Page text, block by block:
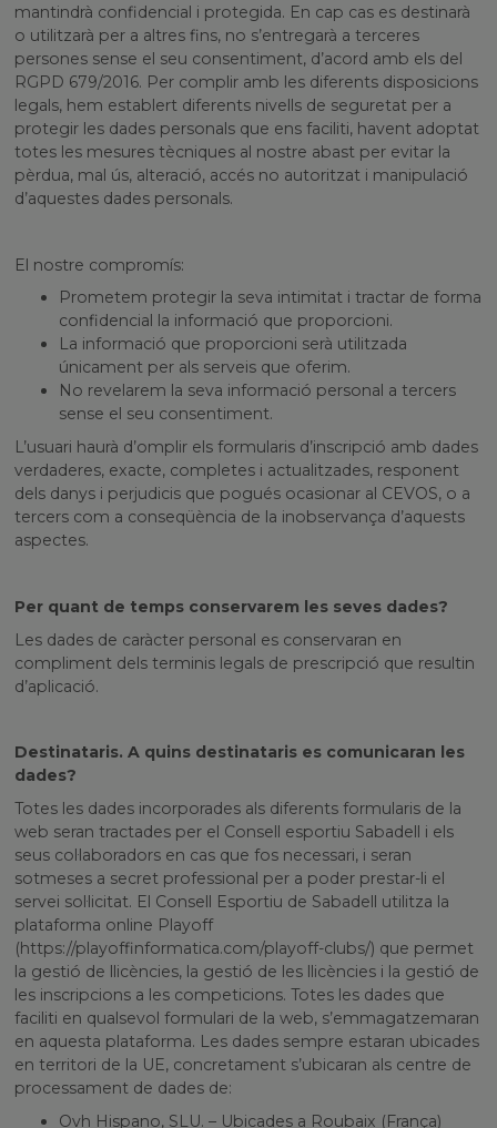
mantindrà confidencial i protegida. En cap cas es destinarà
o utilitzarà per a altres fins, no s’entregarà a terceres
persones sense el seu consentiment, d’acord amb els del
RGPD 679/2016. Per complir amb les diferents disposicions
legals, hem establert diferents nivells de seguretat per a
protegir les dades personals que ens faciliti, havent adoptat
totes les mesures tècniques al nostre abast per evitar la
pèrdua, mal ús, alteració, accés no autoritzat i manipulació
d’aquestes dades personals.
El nostre compromís:
Prometem protegir la seva intimitat i tractar de forma
confidencial la informació que proporcioni.
La informació que proporcioni serà utilitzada
únicament per als serveis que oferim.
No revelarem la seva informació personal a tercers
sense el seu consentiment.
L’usuari haurà d’omplir els formularis d’inscripció amb dades
verdaderes, exacte, completes i actualitzades, responent
dels danys i perjudicis que pogués ocasionar al CEVOS, o a
tercers com a conseqüència de la inobservança d’aquests
aspectes.
Per quant de temps conservarem les seves dades?
Les dades de caràcter personal es conservaran en
compliment dels terminis legals de prescripció que resultin
d’aplicació.
Destinataris. A quins destinataris es comunicaran les
dades?
Totes les dades incorporades als diferents formularis de la
web seran tractades per el Consell esportiu Sabadell i els
seus col·laboradors en cas que fos necessari, i seran
sotmeses a secret professional per a poder prestar-li el
servei sol·licitat. El Consell Esportiu de Sabadell utilitza la
plataforma online Playoff
(https://playoffinformatica.com/playoff-clubs/) que permet
la gestió de llicències, la gestió de les llicències i la gestió de
les inscripcions a les competicions. Totes les dades que
faciliti en qualsevol formulari de la web, s’emmagatzemaran
en aquesta plataforma. Les dades sempre estaran ubicades
en territori de la UE, concretament s’ubicaran als centre de
processament de dades de:
Ovh Hispano, SLU. – Ubicades a Roubaix (França)